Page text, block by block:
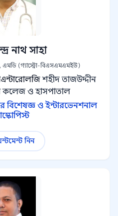
নাথ সাহা
এমডি (গ্যাস্ট্রো-বিএসএমএমইউ)
শহীদ তাজউদ্দীন
ও হাসপাতাল
বিশেষজ্ঞ ও ইন্টারভেনশনাল
নিন